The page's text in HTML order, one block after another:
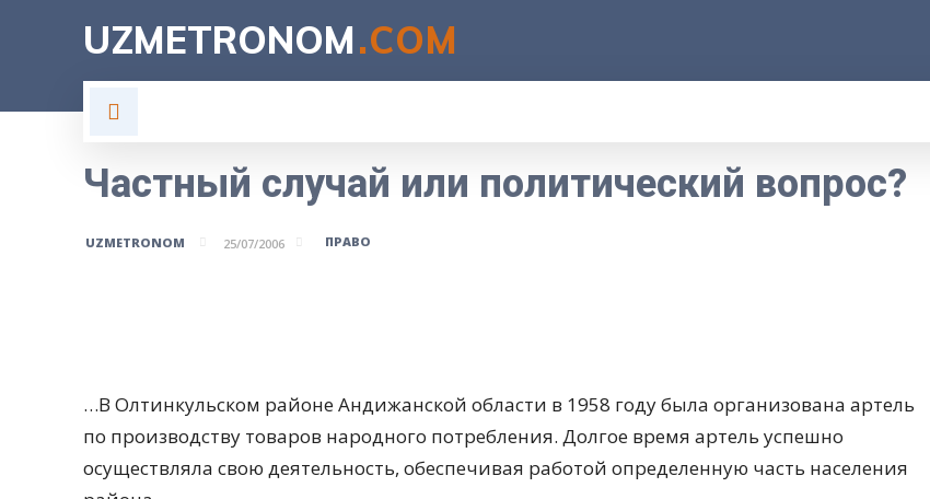
UZMETRONOM.COM
Частный случай или политический вопрос?
UZMETRONOM 25/07/2006 ПРАВО
…В Олтинкульском районе Андижанской области в 1958 году была организована артель
по производству товаров народного потребления. Долгое время артель успешно
осуществляла свою деятельность, обеспечивая работой определенную часть населения